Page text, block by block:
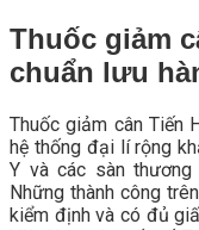
Thuốc giảm
chuẩn lưu
Thuốc giảm cân Tiến
hệ thống đại lí rộng
Y và các sàn
Những thành công
kiểm định và có đủ